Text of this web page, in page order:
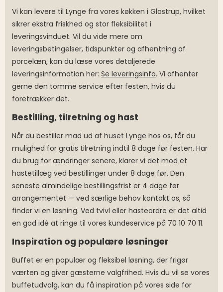
Vi kan levere til Lynge fra vores køkken i Glostrup, hvilket
sikrer ekstra friskhed og stor fleksibilitet i
leveringsvinduet. Vil du vide mere om
leveringsbetingelser, tidspunkter og afhentning af
porcelæn, kan du læse vores detaljerede
leveringsinformation her: Se leveringsinfo. Vi afhenter
gerne den tomme service efter festen, hvis du
foretrækker det.
Bestilling, tilretning og hast
Når du bestiller mad ud af huset Lynge hos os, får du
mulighed for gratis tilretning indtil 8 dage før festen. Har
du brug for ændringer senere, klarer vi det mod et
hastetillæg ved bestillinger under 8 dage før. Den
seneste almindelige bestillingsfrist er 4 dage før
arrangementet — ved særlige behov kontakt os, så
finder vi en løsning. Ved tvivl eller hasteordre er det altid
en god idé at ringe til vores kundeservice på 70 10 70 11.
Inspiration og populære løsninger
Buffet er en populær og fleksibel løsning, der frigør
værten og giver gæsterne valgfrihed. Hvis du vil se vores
buffetudvalg, kan du få inspiration på vores side for